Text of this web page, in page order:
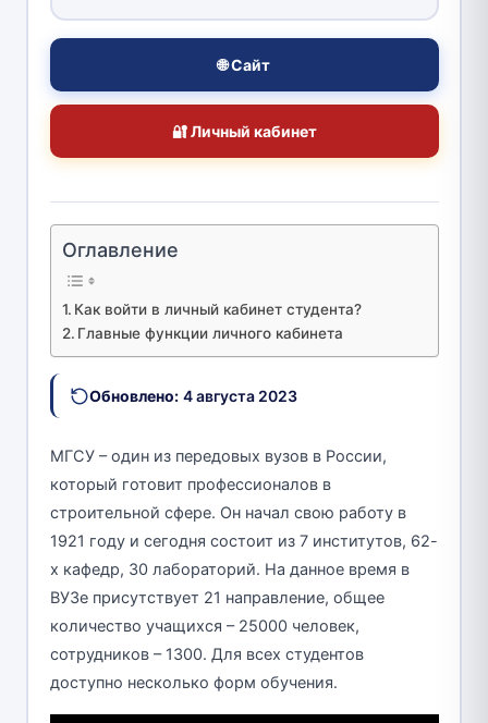
🌐 Сайт
🔐 Личный кабинет
Оглавление
Как войти в личный кабинет студента?
Главные функции личного кабинета
Обновлено: 4 августа 2023
МГСУ – один из передовых вузов в России,
который готовит профессионалов в
строительной сфере. Он начал свою работу в
1921 году и сегодня состоит из 7 институтов, 62-
х кафедр, 30 лабораторий. На данное время в
ВУЗе присутствует 21 направление, общее
количество учащихся – 25000 человек,
сотрудников – 1300. Для всех студентов
доступно несколько форм обучения.